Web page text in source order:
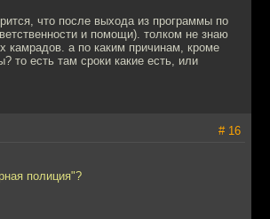
что после выхода из программы по
и помощи). толком не знаю
а по каким причинам, кроме
то есть там сроки какие есть, или
# 16
полиция"?